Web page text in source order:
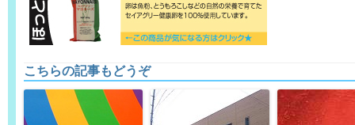
こちらの記事もどうぞ